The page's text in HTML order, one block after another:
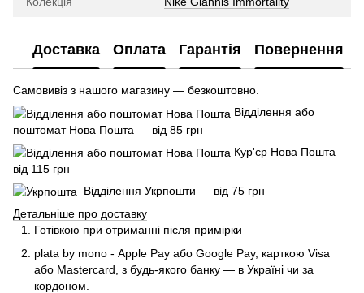
Доставка Оплата Гарантія Повернення
Самовивіз з нашого магазину — безкоштовно.
Відділення або
поштомат Нова Пошта — від 85 грн
Кур'єр Нова Пошта —
від 115 грн
Відділення Укрпошти — від 75 грн
Детальніше про доставку
Готівкою при отриманні після примірки
plata by mono - Apple Pay або Google Pay, карткою Visa
або Mastercard, з будь-якого банку — в Україні чи за
кордоном.